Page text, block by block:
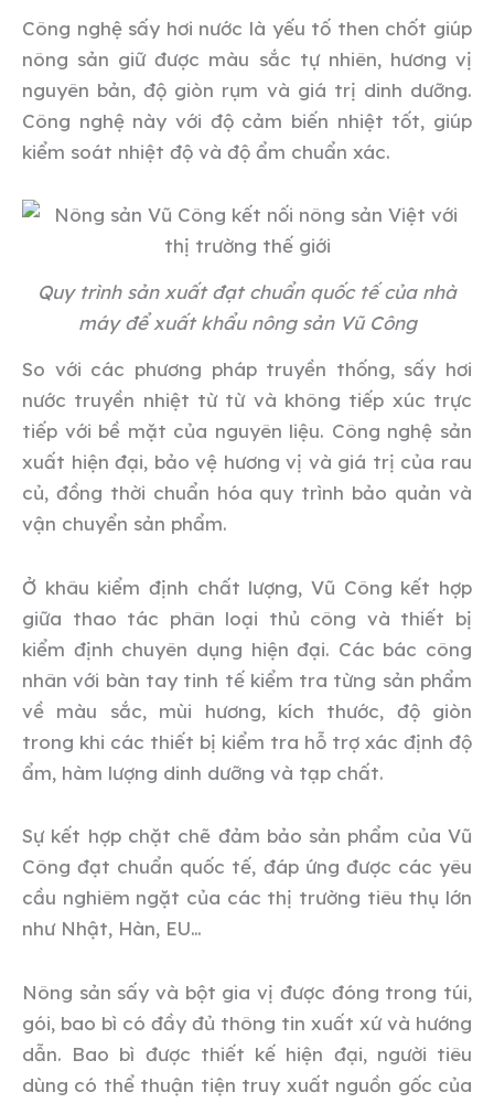
Công nghệ sấy hơi nước là yếu tố then chốt giúp
nông sản giữ được màu sắc tự nhiên, hương vị
nguyên bản, độ giòn rụm và giá trị dinh dưỡng.
Công nghệ này với độ cảm biến nhiệt tốt, giúp
kiểm soát nhiệt độ và độ ẩm chuẩn xác.
Quy trình sản xuất đạt chuẩn quốc tế của nhà
máy để xuất khẩu nông sản Vũ Công
So với các phương pháp truyền thống, sấy hơi
nước truyền nhiệt từ từ và không tiếp xúc trực
tiếp với bề mặt của nguyên liệu. Công nghệ sản
xuất hiện đại, bảo vệ hương vị và giá trị của rau
củ, đồng thời chuẩn hóa quy trình bảo quản và
vận chuyển sản phẩm.
Ở khâu kiểm định chất lượng, Vũ Công kết hợp
giữa thao tác phân loại thủ công và thiết bị
kiểm định chuyên dụng hiện đại. Các bác công
nhân với bàn tay tinh tế kiểm tra từng sản phẩm
về màu sắc, mùi hương, kích thước, độ giòn
trong khi các thiết bị kiểm tra hỗ trợ xác định độ
ẩm, hàm lượng dinh dưỡng và tạp chất.
Sự kết hợp chặt chẽ đảm bảo sản phẩm của Vũ
Công đạt chuẩn quốc tế, đáp ứng được các yêu
cầu nghiêm ngặt của các thị trường tiêu thụ lớn
như Nhật, Hàn, EU…
Nông sản sấy và bột gia vị được đóng trong túi,
gói, bao bì có đầy đủ thông tin xuất xứ và hướng
dẫn. Bao bì được thiết kế hiện đại, người tiêu
dùng có thể thuận tiện truy xuất nguồn gốc của